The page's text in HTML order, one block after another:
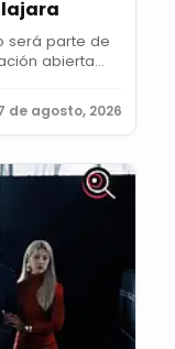
será parte de
abierta...
de agosto, 2026